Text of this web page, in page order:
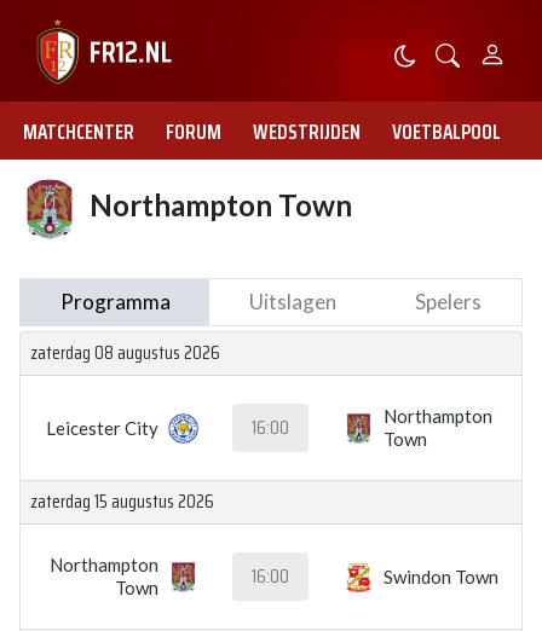
MATCHCENTER FORUM WEDSTRIJDEN VOETBALPOOL
Northampton Town
Programma Uitslagen Spelers
zaterdag 08 augustus 2026
Leicester City 16:00
Northampton
Town
zaterdag 15 augustus 2026
Northampton
Town
16:00 Swindon Town